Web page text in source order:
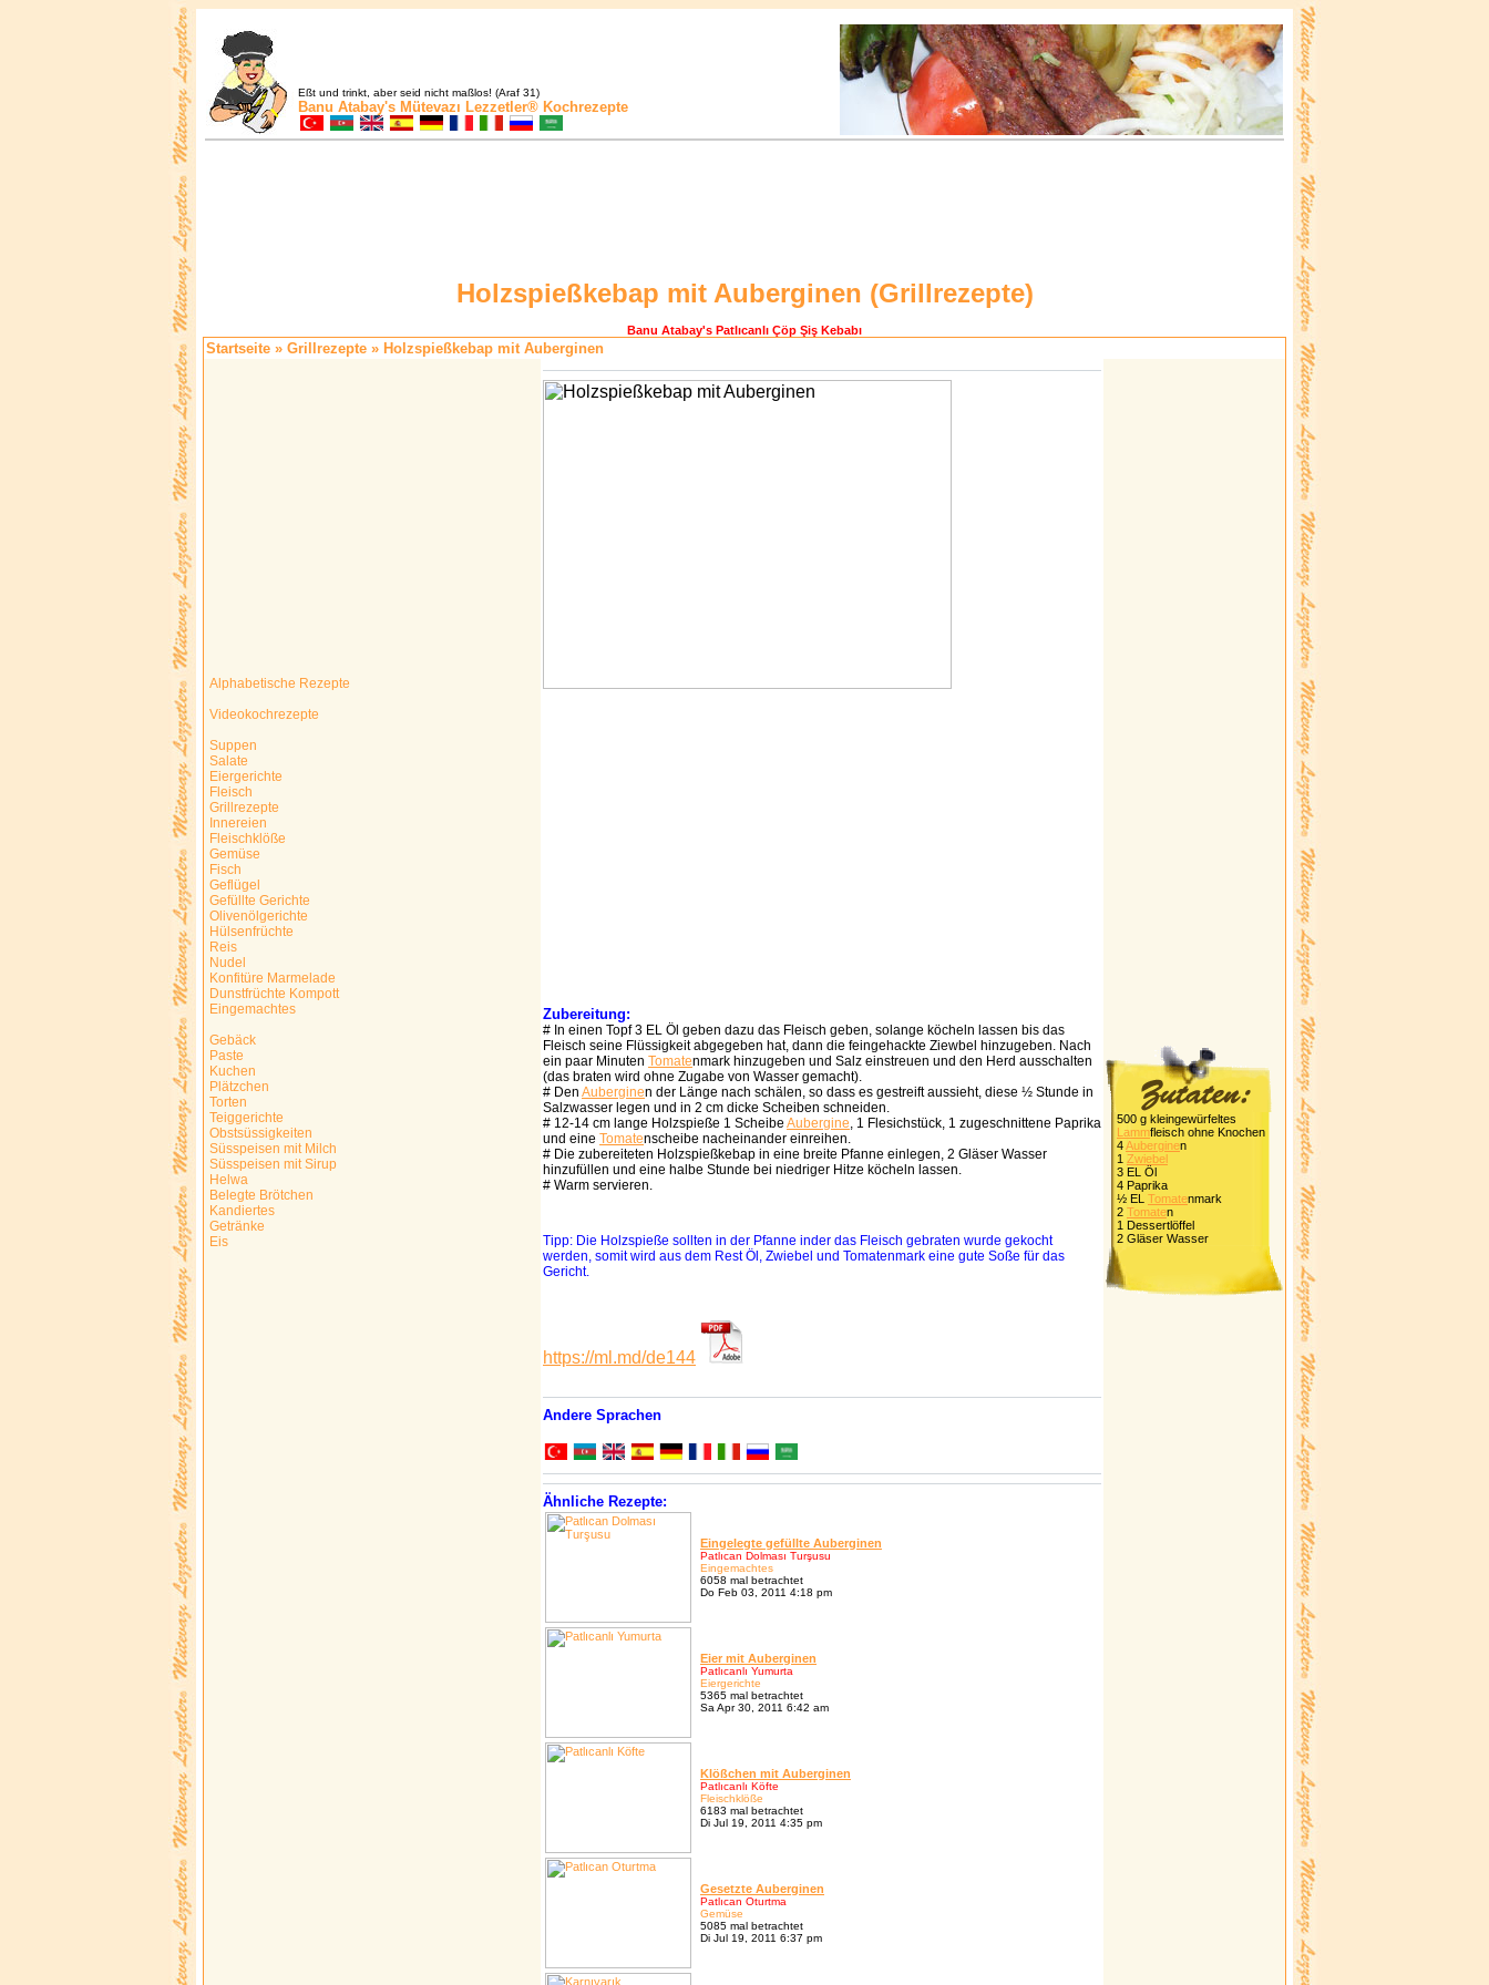
Eßt und trinkt, aber seid nicht maßlos! (Araf 31)
Banu Atabay's Mütevazı Lezzetler® Kochrezepte
Holzspießkebap mit Auberginen (Grillrezepte)
Banu Atabay's Patlıcanlı Çöp Şiş Kebabı
Startseite » Grillrezepte » Holzspießkebap mit Auberginen
Alphabetische Rezepte
Videokochrezepte
Suppen
Salate
Eiergerichte
Fleisch
Grillrezepte
Innereien
Fleischklöße
Gemüse
Fisch
Geflügel
Gefüllte Gerichte
Olivenölgerichte
Hülsenfrüchte
Reis
Nudel
Konfitüre Marmelade
Dunstfrüchte Kompott
Eingemachtes
Gebäck
Paste
Kuchen
Plätzchen
Torten
Teiggerichte
Obstsüssigkeiten
Süsspeisen mit Milch
Süsspeisen mit Sirup
Helwa
Belegte Brötchen
Kandiertes
Getränke
Eis
Zubereitung:
# In einen Topf 3 EL Öl geben dazu das Fleisch geben, solange köcheln lassen bis das
Fleisch seine Flüssigkeit abgegeben hat, dann die feingehackte Ziewbel hinzugeben. Nach
ein paar Minuten Tomatenmark hinzugeben und Salz einstreuen und den Herd ausschalten
(das braten wird ohne Zugabe von Wasser gemacht).
# Den Auberginen der Länge nach schälen, so dass es gestreift aussieht, diese ½ Stunde in
Salzwasser legen und in 2 cm dicke Scheiben schneiden.
# 12-14 cm lange Holzspieße 1 Scheibe Aubergine, 1 Flesichstück, 1 zugeschnittene Paprika
und eine Tomatenscheibe nacheinander einreihen.
# Die zubereiteten Holzspießkebap in eine breite Pfanne einlegen, 2 Gläser Wasser
hinzufüllen und eine halbe Stunde bei niedriger Hitze köcheln lassen.
# Warm servieren.
Tipp: Die Holzspieße sollten in der Pfanne inder das Fleisch gebraten wurde gekocht
werden, somit wird aus dem Rest Öl, Zwiebel und Tomatenmark eine gute Soße für das
Gericht.
https://ml.md/de144
Andere Sprachen
Ähnliche Rezepte:
Eingelegte gefüllte Auberginen
Patlıcan Dolması Turşusu
Eingemachtes
6058 mal betrachtet
Do Feb 03, 2011 4:18 pm
Eier mit Auberginen
Patlıcanlı Yumurta
Eiergerichte
5365 mal betrachtet
Sa Apr 30, 2011 6:42 am
Klößchen mit Auberginen
Patlıcanlı Köfte
Fleischklöße
6183 mal betrachtet
Di Jul 19, 2011 4:35 pm
Gesetzte Auberginen
Patlıcan Oturtma
Gemüse
5085 mal betrachtet
Di Jul 19, 2011 6:37 pm
500 g kleingewürfeltes
Lammfleisch ohne Knochen
4Auberginen
1 Zwiebel
3 EL Öl
4 Paprika
½ EL Tomatenmark
2 Tomaten
1 Dessertlöffel
2 Gläser Wasser